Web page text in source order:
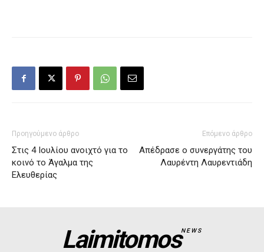
Προηγούμενο άρθρο
Στις 4 Ιουλίου ανοιχτό για το
κοινό το Άγαλμα της
Ελευθερίας
Επόμενο άρθρο
Απέδρασε ο συνεργάτης του
Λαυρέντη Λαυρεντιάδη
LaimitomosNEWS